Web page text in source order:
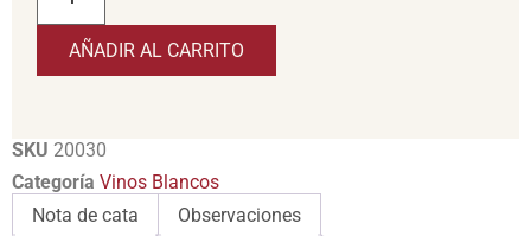
AÑADIR AL CARRITO
SKU 20030
Categoría Vinos Blancos
Nota de cata
Observaciones